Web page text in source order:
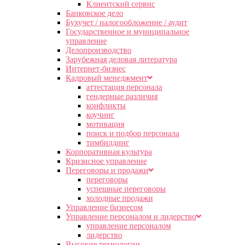
Клиентский сервис
Банковское дело
Бухучет / налогообложение / аудит
Государственное и муниципальное
управление
Делопроизводство
Зарубежная деловая литература
Интернет-бизнес
Кадровый менеджмент
аттестация персонала
гендерные различия
конфликты
коучинг
мотивация
поиск и подбор персонала
тимбилдинг
Корпоративная культура
Кризисное управление
Переговоры и продажи
переговоры
успешные переговоры
холодные продажи
Управление бизнесом
Управление персоналом и лидерство
управление персоналом
лидерство